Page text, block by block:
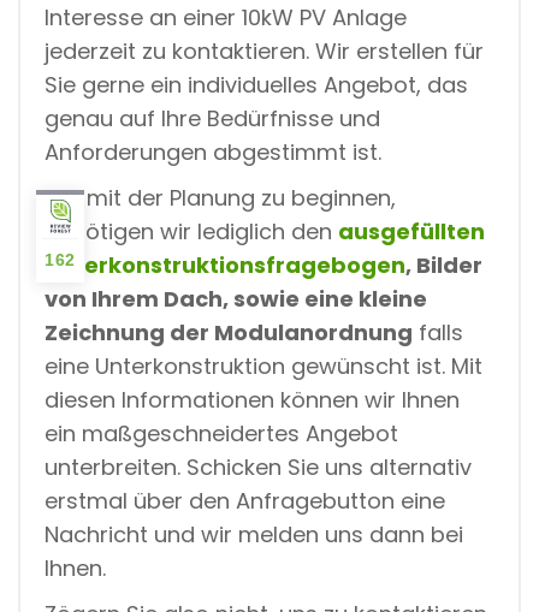
Interesse an einer 10kW PV Anlage
jederzeit zu kontaktieren. Wir erstellen für
Sie gerne ein individuelles Angebot, das
genau auf Ihre Bedürfnisse und
Anforderungen abgestimmt ist.
Um mit der Planung zu beginnen,
benötigen wir lediglich den ausgefüllten
Unterkonstruktionsfragebogen, Bilder
von Ihrem Dach, sowie eine kleine
Zeichnung der Modulanordnung falls
eine Unterkonstruktion gewünscht ist. Mit
diesen Informationen können wir Ihnen
ein maßgeschneidertes Angebot
unterbreiten. Schicken Sie uns alternativ
erstmal über den Anfragebutton eine
Nachricht und wir melden uns dann bei
Ihnen.
162